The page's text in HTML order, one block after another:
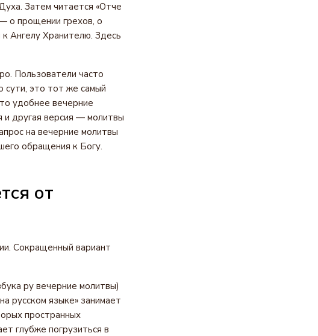
Затем читается «Отче
о прощении грехов, о
Ангелу Хранителю. Здесь
Пользователи часто
сути, это тот же самый
удобнее вечерние
и другая версия — молитвы
на вечерние молитвы
обращения к Богу.
от
Сокращенный вариант
ру вечерние молитвы)
русском языке» занимает
пространных
глубже погрузиться в